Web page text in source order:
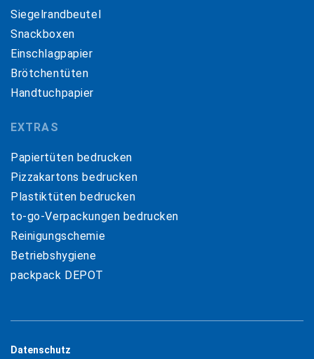
Siegelrandbeutel
Snackboxen
Einschlagpapier
Brötchentüten
Handtuchpapier
EXTRAS
Papiertüten bedrucken
Pizzakartons bedrucken
Plastiktüten bedrucken
to-go-Verpackungen bedrucken
Reinigungschemie
Betriebshygiene
packpack DEPOT
Datenschutz